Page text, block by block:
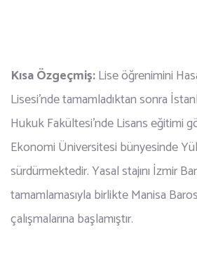
Kısa Özgeçmiş:Lise öğrenimini
Lisesi’nde tamamladıktan sonra
Hukuk Fakültesi’nde Lisans eğitimi
Ekonomi Üniversitesi bünyesinde
sürdürmektedir. Yasal stajını İzmir
tamamlamasıyla birlikte Manisa
çalışmalarına başlamıştır.